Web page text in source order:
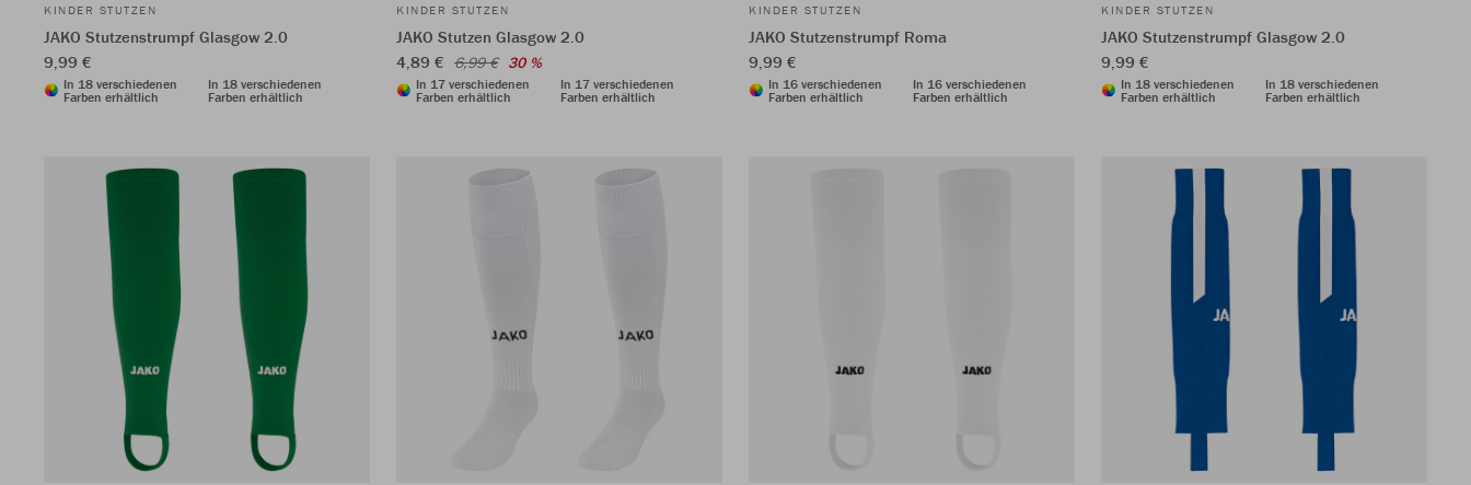
KINDER STUTZEN
JAKO Stutzenstrumpf Glasgow 2.0
9,99 €
In 18 verschiedenen
Farben erhältlich
In 18 verschiedenen
Farben erhältlich
KINDER STUTZEN
JAKO Stutzen Glasgow 2.0
4,89 € 6,99 € 30 %
In 17 verschiedenen
Farben erhältlich
In 17 verschiedenen
Farben erhältlich
KINDER STUTZEN
JAKO Stutzenstrumpf Roma
9,99 €
In 16 verschiedenen
Farben erhältlich
In 16 verschiedenen
Farben erhältlich
KINDER STUTZEN
JAKO Stutzenstrumpf Glasgow 2.0
9,99 €
In 18 verschiedenen
Farben erhältlich
In 18 verschiedenen
Farben erhältlich